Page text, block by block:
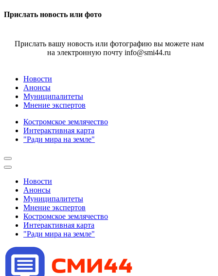
Прислать новость или фото
Прислать вашу новость или фотографию вы можете нам
на электронную почту info@smi44.ru
Новости
Анонсы
Муниципалитеты
Мнение экспертов
Костромское землячество
Интерактивная карта
"Ради мира на земле"
Новости
Анонсы
Муниципалитеты
Мнение экспертов
Костромское землячество
Интерактивная карта
"Ради мира на земле"